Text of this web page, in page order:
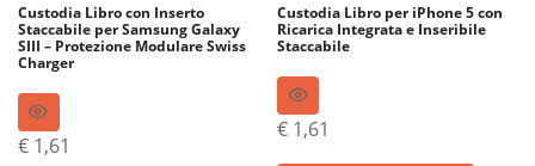
Custodia Libro con Inserto
Staccabile per Samsung Galaxy
SIII – Protezione Modulare Swiss
Charger
€ 1,61
Custodia Libro per iPhone 5 con
Ricarica Integrata e Inseribile
Staccabile
€ 1,61